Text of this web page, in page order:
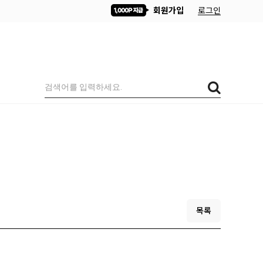
회원가입 로그인
목록